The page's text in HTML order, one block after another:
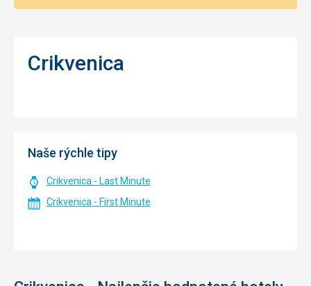
Crikvenica
Naše rýchle tipy
Crikvenica - Last Minute
Crikvenica - First Minute